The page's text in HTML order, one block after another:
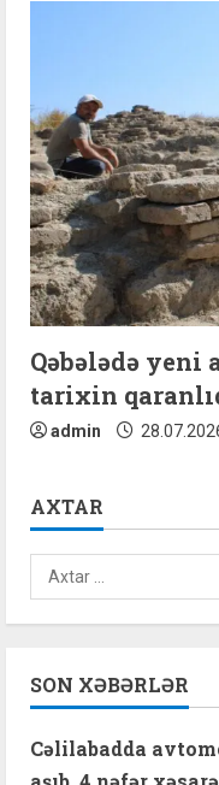
Qəbələdə yeni
tarixin
admin
AXTAR
Axtarış:
SON XƏBƏRLƏR
Cəlilabadda